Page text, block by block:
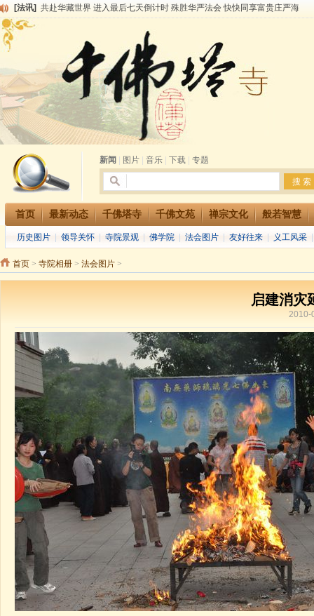
[法讯]
千佛塔寺阅藏堂周末阅藏报名通知
[法讯]
本寺方丈上明下慧尼和尚开讲《六祖坛经》
2015-3-26师父于法堂对大众的开示
[法讯]
广东千佛塔寺云门佛学院女众部 2016年招生简章
[法讯] 恭请海涛法师莅临千佛塔寺弘法
[法讯] 2014年七月大法会 祈福息灾地藏七 冥阳两利普渡群蒙盂兰盆
[法讯]
千佛塔寺云门佛学院女众部2014年招生简章
[法讯]
千佛塔寺兴建佛学院综合大楼缘起
新闻 图片 音乐 下载 专题
首页 最新动态 千佛塔寺 千佛文苑 禅宗文化 般若智慧
历史图片 领导关怀 寺院景观 佛学院 法会图片 友好往来 义工风采
首页 > 寺院相册 > 法会图片 >
启建消灾
2010-